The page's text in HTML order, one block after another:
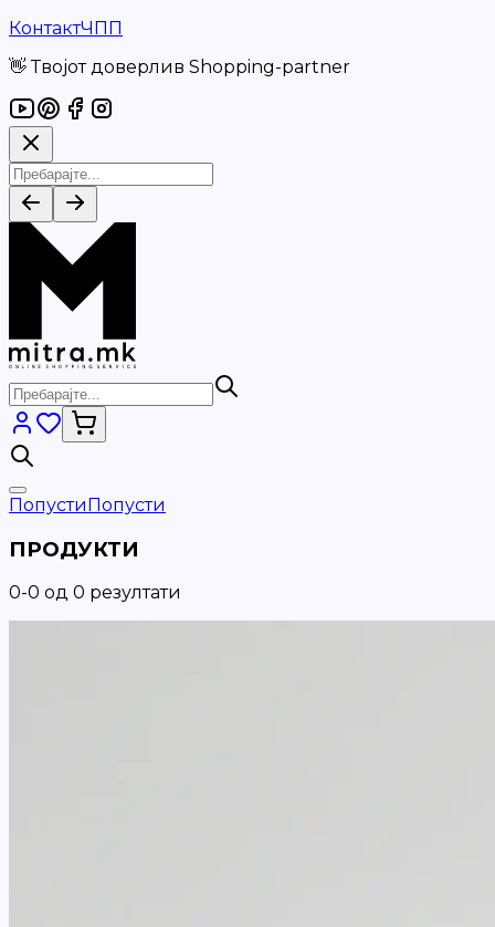
КонтактЧПП
👋 Твојот доверлив Shopping-partner
ПопустиПопусти
ПРОДУКТИ
0-0 од 0 резултати